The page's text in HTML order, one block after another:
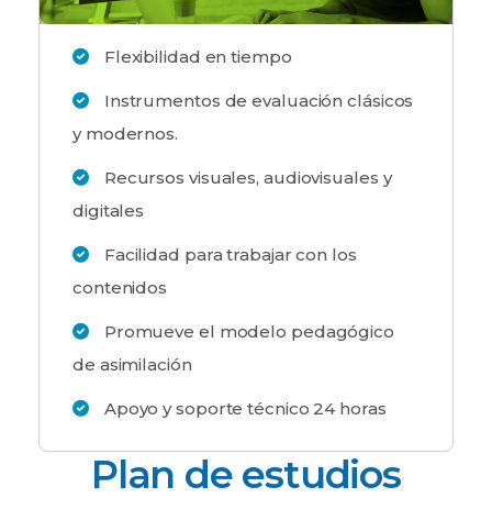
Flexibilidad en tiempo
Instrumentos de evaluación clásicos
y modernos.
Recursos visuales, audiovisuales y
digitales
Facilidad para trabajar con los
contenidos
Promueve el modelo pedagógico
de asimilación
Apoyo y soporte técnico 24 horas
Plan de estudios